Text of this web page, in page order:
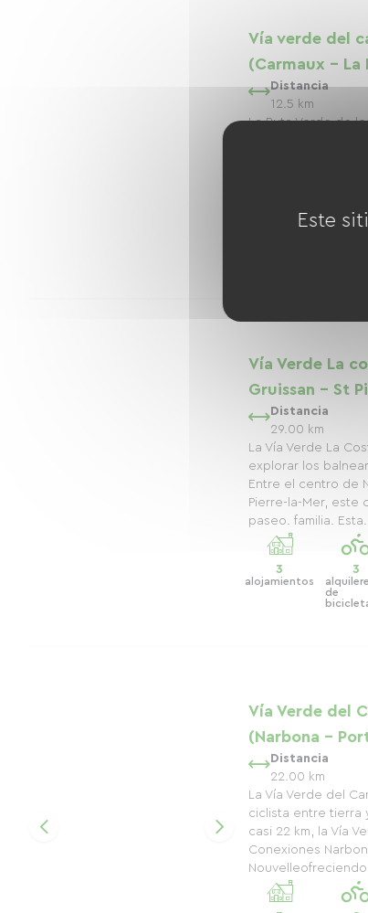
Vía verde del
(Carmaux - La
Distancia
12.5 km
La Ruta Verde de
Vía Verde La
Gruissan - St
Distancia
29.00 km
La Vía Verde La
explorar los
Entre el centro de
Pierre-la-Mer, este
paseo. familia.
3
alojamientos
3
de
Vía Verde del
(Narbona -
Distancia
22.00 km
La Vía Verde del
ciclista entre tierra
casi 22 km, la Vía
Conexiones
Este